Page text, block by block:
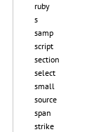
ruby
s
samp
script
section
select
small
source
span
strike